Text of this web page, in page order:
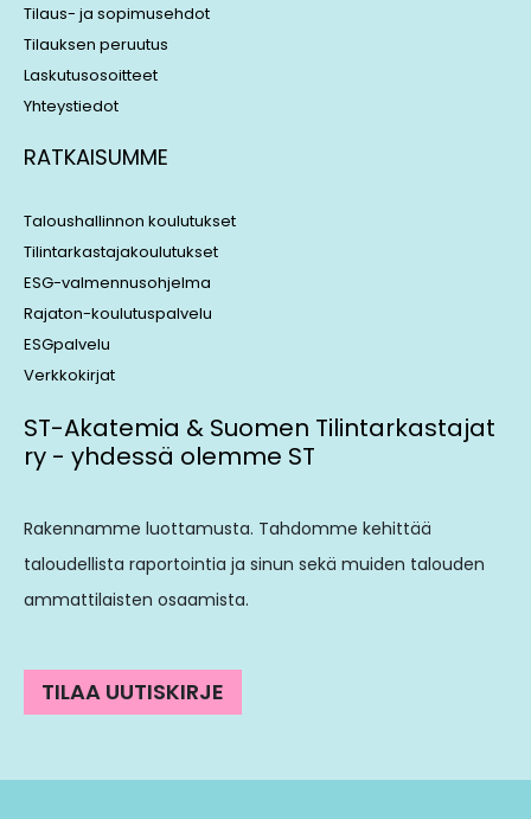
Tilaus- ja sopimusehdot
Tilauksen peruutus
Laskutusosoitteet
Yhteystiedot
RATKAISUMME
Taloushallinnon koulutukset
Tilintarkastajakoulutukset
ESG-valmennusohjelma
Rajaton-koulutuspalvelu
ESGpalvelu
Verkkokirjat
ST-Akatemia & Suomen Tilintarkastajat
ry - yhdessä olemme ST
Rakennamme luottamusta. Tahdomme kehittää
taloudellista raportointia ja sinun sekä muiden talouden
ammattilaisten osaamista.
TILAA UUTISKIRJE